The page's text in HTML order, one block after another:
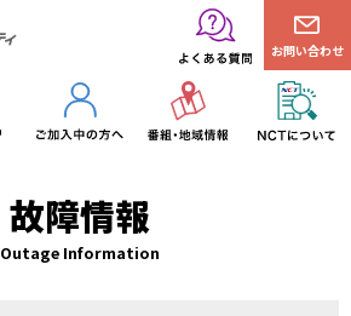
お問い合わせ
故障情報
Outage Information